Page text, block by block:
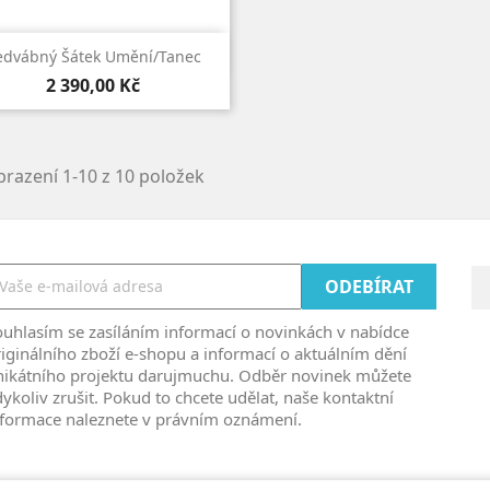
Šátek Umění/Tanec
Cena
2 390,00 Kč
 Rychlý náhled
1-10 z 10 položek
se zasíláním informací o novinkách v nabídce
zboží e-shopu a informací o aktuálním dění
projektu darujmuchu. Odběr novinek můžete
zrušit. Pokud to chcete udělat, naše kontaktní
naleznete v právním oznámení.